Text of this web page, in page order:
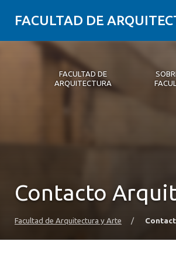
FACULTAD DE
FACULTAD DE
ARQUITECTURA
Contacto
Facultad de Arquitectura y Arte /